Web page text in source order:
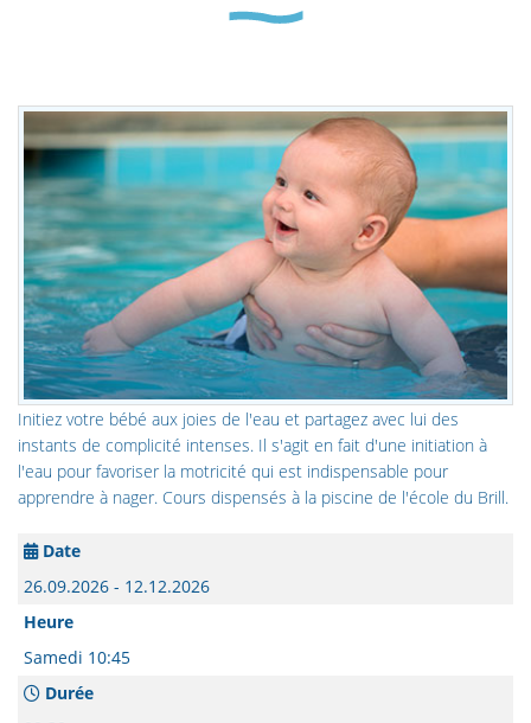
Initiez votre bébé aux joies de l'eau et partagez avec lui des
instants de complicité intenses. Il s'agit en fait d'une initiation à
l'eau pour favoriser la motricité qui est indispensable pour
apprendre à nager. Cours dispensés à la piscine de l'école du Brill.
Date
26.09.2026 - 12.12.2026
Heure
Samedi 10:45
Durée